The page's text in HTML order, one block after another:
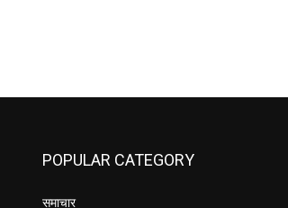
POPULAR CATEGORY
समाचार